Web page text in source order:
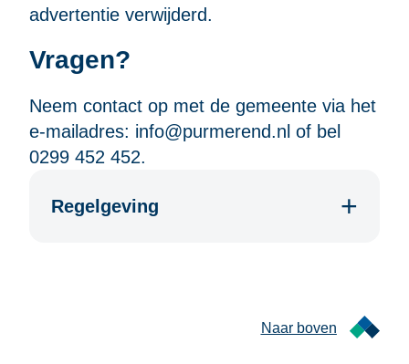
advertentie verwijderd.
Vragen?
Neem contact op met de gemeente via het
e-mailadres: info@purmerend.nl of bel
0299 452 452.
Regelgeving
Naar boven